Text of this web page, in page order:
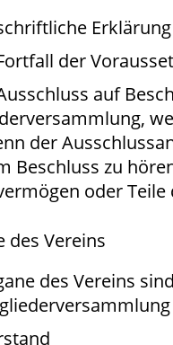
der
auf
der
Beschluss zu
oder Teile
des Vereins
des Vereins